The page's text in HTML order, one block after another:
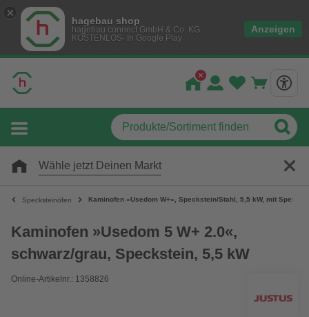
hagebau shop
hagebau connect GmbH & Co. KG
KOSTENLOS- In Google Play
Anzeigen
Wähle jetzt Deinen Markt
Specksteinöfen Kaminofen »Usedom W+«, Speckstein/Stahl, 5,5 kW, mit
Kaminofen »Usedom 5 W+ 2.0«,
schwarz/grau, Speckstein, 5,5 kW
Online-Artikelnr.: 1358826